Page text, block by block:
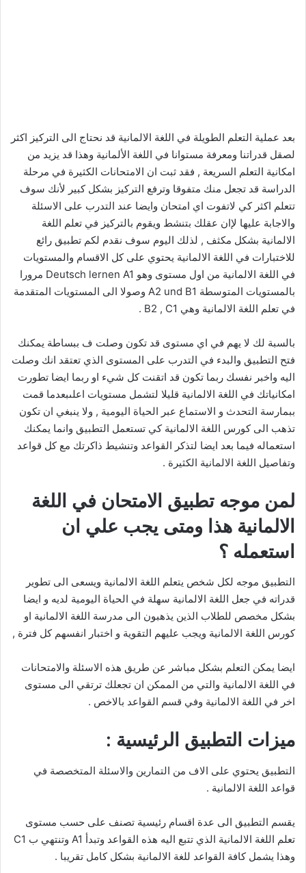
بعد عملية التعلم الطويلة في اللغة الالمانية قد نحتاج الى التركيز اكثر
لصقل قدراتنا ومعرفة مستوانا في اللغة الألمانية وهذا قد يزيد من
امكانية التعلم السريعة , فقد ثبت ان الامتحانات الكثيرة في مرحلة
الدراسة قد تجعل منك متفوقا وترفع التركيز بشكل كبير لأنك سوف
تتعلم اكثر كي لاتفوت اي امتحان وايضا عند التدرب على الاسئلة
والاجابة عليها لإان عقلك بتنشط ويقوم بالتركيز في تعلم اللغة
الالمانية بشكل مكثف , لذلك اليوم سوف نقدم لكم تطبيق رائع
للاختبارات في اللغة الالمانية يحتوي على كل الاقسام والمستويات
في اللغة الالمانية من اول مستوى وهو Deutsch lernen A1 مرورا
بالمستويات المتوسطة A2 und B1 وصولا الى المستويات المتقدمة
في تعلم اللغة الالمانية وهي B2 , C1 .
بالسبة لك لا يهم في اي مستوى قد تكون وصلت ف ببساطة يمكنك
فتح التطبيق والبدء في التدرب على المستوى الذي تعتقد انك وصلت
اليه واخبر نفسك ربما تكون قد اتقنت كل شيء او ربما ايضا تطورت
امكانياتك في اللغة الالمانية قليلا لتشمل مستويات اعلىبعدما قمت
ببمارسة التحدث و الاستماع عبر الحياة اليومية , ولا ينبغي ان تكون
تذهب الى كورس اللغة الالمانية كي تستعمل التطبيق وانما يمكنك
استعماله فيما بعد ايضا لتذكر القواعد وتنشيط ذاكرتك مع كل قواعد
وتفاصيل اللغة الالمانية الكثيرة .
لمن موجه تطبيق الامتحان في اللغة
الالمانية هذا ومتى يجب علي ان
استعمله ؟
التطبيق موجه لكل شخص يتعلم اللغة الالمانية ويسعى الى تطوير
قدراته في جعل اللغة الالمانية سهلة في الحياة اليومية لديه و ايضا
بشكل مخصص للطلاب الذين يذهبون الى مدرسة اللغة الالمانية او
كورس اللغة الالمانية ويجب عليهم التقوية و اختبار انفسهم كل فترة ,
ايضا يمكن التعلم بشكل مباشر عن طريق هذه الاسئلة والامتحانات
في اللغة الالمانية والتي من الممكن ان تجعلك ترتقي الى مستوى
اخر في اللغة الالمانية وفي قسم القواعد بالاخص .
ميزات التطبيق الرئيسية :
التطبيق يحتوي على الاف من التمارين والاسئلة المتخصصة في
قواعد اللغة الالمانية .
يقسم التطبيق الى عدة اقسام رئيسية تصنف على حسب مستوى
تعلم اللغة الالمانية الذي تتبع اليه هذه القواعد وتبدأ A1 وتنتهي ب C1
وهذا يشمل كافة القواعد للغة الالمانية بشكل كامل تقريبا .